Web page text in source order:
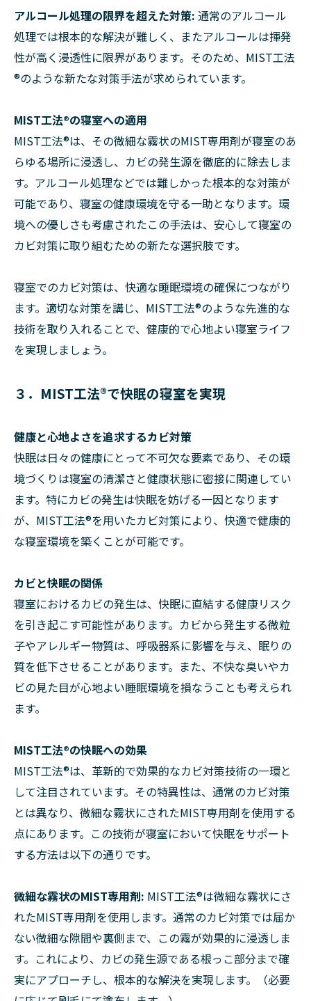
アルコール処理の限界を超えた対策: 通常のアルコール
処理では根本的な解決が難しく、またアルコールは揮発
性が高く浸透性に限界があります。そのため、MIST工法
®のような新たな対策手法が求められています。
MIST工法®の寝室への適用
MIST工法®は、その微細な霧状のMIST専用剤が寝室のあ
らゆる場所に浸透し、カビの発生源を徹底的に除去しま
す。アルコール処理などでは難しかった根本的な対策が
可能であり、寝室の健康環境を守る一助となります。環
境への優しさも考慮されたこの手法は、安心して寝室の
カビ対策に取り組むための新たな選択肢です。
寝室でのカビ対策は、快適な睡眠環境の確保につながり
ます。適切な対策を講じ、MIST工法®のような先進的な
技術を取り入れることで、健康的で心地よい寝室ライフ
を実現しましょう。
３．MIST工法®で快眠の寝室を実現
健康と心地よさを追求するカビ対策
快眠は日々の健康にとって不可欠な要素であり、その環
境づくりは寝室の清潔さと健康状態に密接に関連してい
ます。特にカビの発生は快眠を妨げる一因となります
が、MIST工法®を用いたカビ対策により、快適で健康的
な寝室環境を築くことが可能です。
カビと快眠の関係
寝室におけるカビの発生は、快眠に直結する健康リスク
を引き起こす可能性があります。カビから発生する微粒
子やアレルギー物質は、呼吸器系に影響を与え、眠りの
質を低下させることがあります。また、不快な臭いやカ
ビの見た目が心地よい睡眠環境を損なうことも考えられ
ます。
MIST工法®の快眠への効果
MIST工法®は、革新的で効果的なカビ対策技術の一環と
して注目されています。その特異性は、通常のカビ対策
とは異なり、微細な霧状にされたMIST専用剤を使用する
点にあります。この技術が寝室において快眠をサポート
する方法は以下の通りです。
微細な霧状のMIST専用剤: MIST工法®は微細な霧状にさ
れたMIST専用剤を使用します。通常のカビ対策では届か
ない微細な隙間や裏側まで、この霧が効果的に浸透しま
す。これにより、カビの発生源である根っこ部分まで確
実にアプローチし、根本的な解決を実現します。（必要